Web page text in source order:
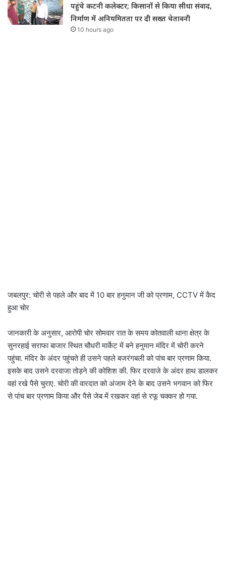
पहुंचे कटनी कलेक्टर; किसानों से किया सीधा संवाद,
निर्माण में अनियमितता पर दी सख्त चेतावनी
10 hours ago
जबलपुर: चोरी से पहले और बाद में 10 बार हनुमान जी को प्रणाम, CCTV में कैद
हुआ चोर
जानकारी के अनुसार, आरोपी चोर सोमवार रात के समय कोतवाली थाना क्षेत्र के
सुनरहाई सराफा बाजार स्थित चौधरी मार्केट में बने हनुमान मंदिर में चोरी करने
पहुंचा. मंदिर के अंदर पहुंचते ही उसने पहले बजरंगबली को पांच बार प्रणाम किया.
इसके बाद उसने दरवाजा तोड़ने की कोशिश की. फिर दरवाजे के अंदर हाथ डालकर
वहां रखे पैसे चुराए. चोरी की वारदात को अंजाम देने के बाद उसने भगवान को फिर
से पांच बार प्रणाम किया और पैसे जेब में रखकर वहां से रफू चक्कर हो गया.